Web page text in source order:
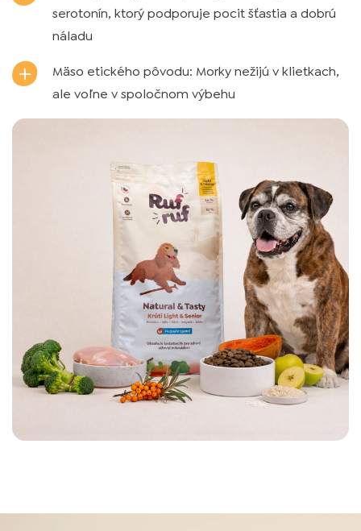
serotonín, ktorý podporuje pocit šťastia a dobrú
náladu
Mäso etického pôvodu: Morky nežijú v klietkach,
ale voľne v spoločnom výbehu